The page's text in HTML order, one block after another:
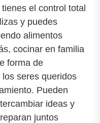
el control total
y puedes
alimentos
cocinar en familia
forma de
seres queridos
Pueden
ideas y
juntos